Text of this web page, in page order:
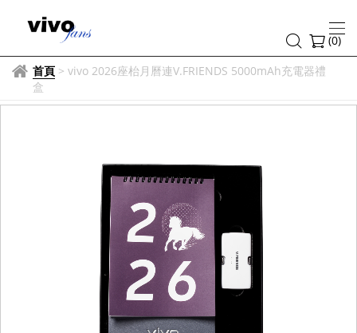
(0)
首頁 > vivo 2026座枱月曆連V.FRIENDS 5000mAh充電器禮
盒